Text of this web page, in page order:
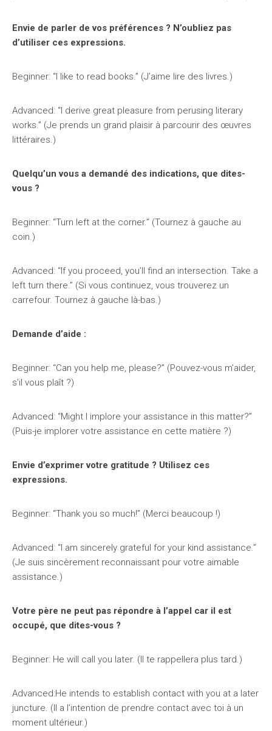
Envie de parler de vos préférences ? N’oubliez pas
d’utiliser ces expressions.
Beginner: “I like to read books.” (J’aime lire des livres.)
Advanced: “I derive great pleasure from perusing literary
works.” (Je prends un grand plaisir à parcourir des œuvres
littéraires.)
Quelqu’un vous a demandé des indications, que dites-
vous ?
Beginner: “Turn left at the corner.” (Tournez à gauche au
coin.)
Advanced: “If you proceed, you’ll find an intersection. Take a
left turn there.” (Si vous continuez, vous trouverez un
carrefour. Tournez à gauche là-bas.)
Demande d’aide :
Beginner: “Can you help me, please?” (Pouvez-vous m’aider,
s’il vous plaît ?)
Advanced: “Might I implore your assistance in this matter?”
(Puis-je implorer votre assistance en cette matière ?)
Envie d’exprimer votre gratitude ? Utilisez ces
expressions.
Beginner: “Thank you so much!” (Merci beaucoup !)
Advanced: “I am sincerely grateful for your kind assistance.”
(Je suis sincèrement reconnaissant pour votre aimable
assistance.)
Votre père ne peut pas répondre à l’appel car il est
occupé, que dites-vous ?
Beginner: He will call you later. (Il te rappellera plus tard.)
Advanced:He intends to establish contact with you at a later
juncture. (Il a l’intention de prendre contact avec toi à un
moment ultérieur.)